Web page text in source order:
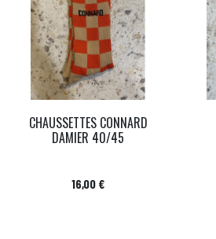
CHAUSSETTES CONNARD
DAMIER 40/45
Prix
16,00 €